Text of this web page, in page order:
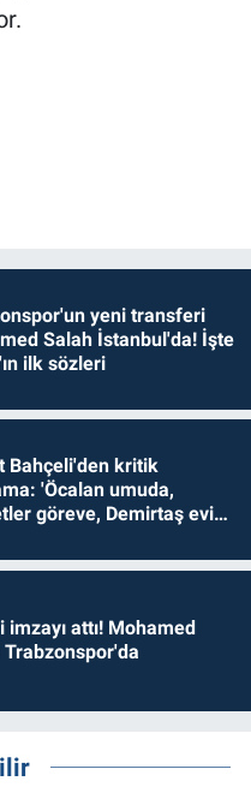
yeni transferi
Salah İstanbul'da! İşte
ilk sözleri
Bahçeli'den kritik
'Öcalan umuda,
göreve, Demirtaş evine
imzayı attı! Mohamed
Trabzonspor'da